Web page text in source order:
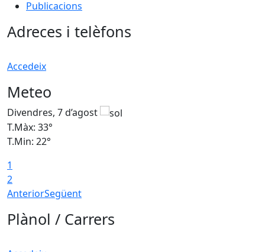
Publicacions
Adreces i telèfons
Accedeix
Meteo
Divendres, 7 d’agost
T.Màx: 33°
T.Min: 22°
1
2
AnteriorSegüent
Plànol / Carrers